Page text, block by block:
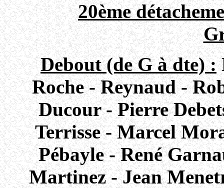
20ème
Debout (de G à dte) :
Roche - Reynaud -
Ducour - Pierre
Terrisse - Marcel
Pébayle - René
Martinez - Jean